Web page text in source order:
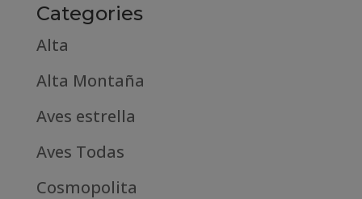
Categories
Alta
Alta Montaña
Aves estrella
Aves Todas
Cosmopolita